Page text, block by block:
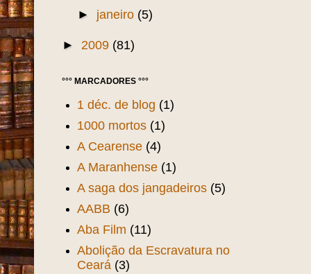
►maio
(30)
►abril(26)
►janeiro(5)
►2009(81)
°°° MARCADORES °°°
1 déc. de blog
1000 mortos (1)
A Cearense (4)